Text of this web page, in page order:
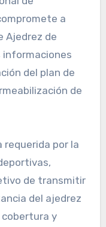
a
Ajedrez de
informaciones
del plan de
de
requerida por la
de transmitir
del ajedrez
y